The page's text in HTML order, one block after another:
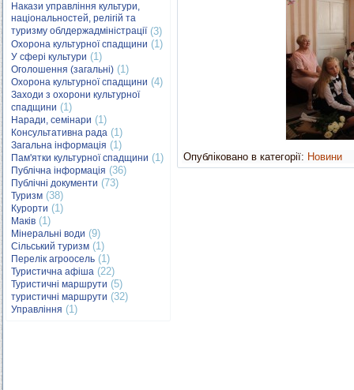
Накази управління культури,
національностей, релігій та
туризму облдержадміністрації(3)
Охорона культурної спадщини (1)
У сфері культури (1)
Оголошення (загальні) (1)
Охорона культурної спадщини (4)
Заходи з охорони культурної
спадщини (1)
Наради, семінари (1)
Консультативна рада (1)
Загальна інформація (1)
Пам'ятки культурної спадщини (1)
Публічна інформація (36)
Публічні документи (73)
Туризм (38)
Курорти (1)
Маків (1)
Мінеральні води (9)
Сільський туризм (1)
Перелік агроосель (1)
Туристична афіша (22)
Туристичні маршрути (5)
туристичні маршрути (32)
Управління (1)
Опубліковано в категорії: Новини